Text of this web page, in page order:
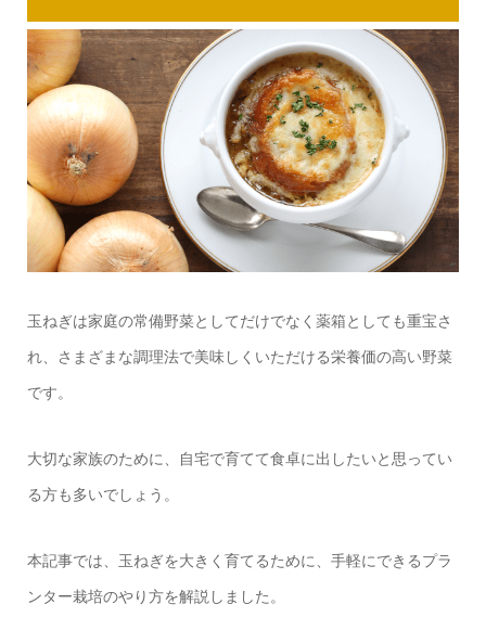
玉ねぎは家庭の常備野菜としてだけでなく薬箱としても重宝さ
れ、さまざまな調理法で美味しくいただける栄養価の高い野菜
です。
大切な家族のために、自宅で育てて食卓に出したいと思ってい
る方も多いでしょう。
本記事では、玉ねぎを大きく育てるために、手軽にできるプラ
ンター栽培のやり方を解説しました。